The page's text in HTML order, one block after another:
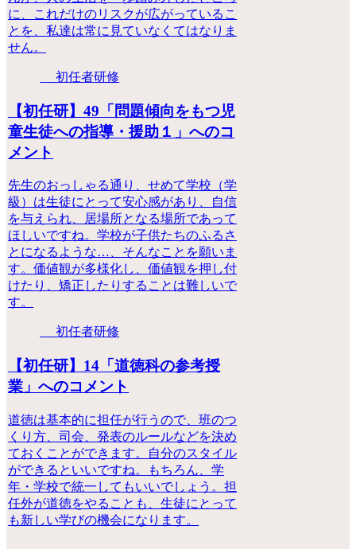
に、これだけのリスクが広がっているこ
とを、私達は常に見ていなくてはなりま
せん。
初任者研修
【初任研】49「問題傾向をもつ児
童生徒への指導・援助１」へのコ
メント
先生のおっしゃる通り、せめて学校（学
級）は生徒にとって安心感があり、自信
を与えられ、居場所となる場所であって
ほしいですね。学校が子供たちのふるさ
とになるような…、そんなことを願いま
す。価値観が多様化し、価値観を押し付
けたり、矯正したりすることは難しいで
す。
初任者研修
【初任研】14「道徳科の参考授
業」へのコメント
道徳は基本的に担任が行うので、班のつ
くり方、司会、発表のルールなどを決め
ておくことができます。自分のスタイル
ができるといいですね。もちろん、学
年・学校で統一してもいいでしょう。担
任外が道徳をやることも、生徒にとって
も新しい学びの機会になります。